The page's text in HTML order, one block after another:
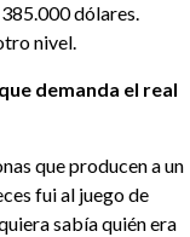
dólares.
nivel.
demanda el real
que producen a un
fui al juego de
sabía quién era